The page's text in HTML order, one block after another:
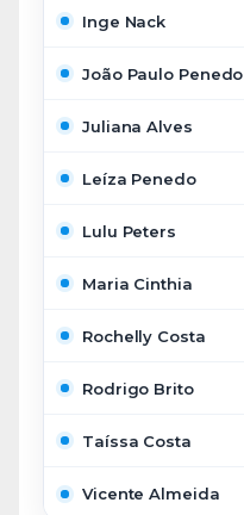
Inge Nack
João Paulo Penedo
Juliana Alves
Leíza Penedo
Lulu Peters
Maria Cinthia
Rochelly Costa
Rodrigo Brito
Taíssa Costa
Vicente Almeida